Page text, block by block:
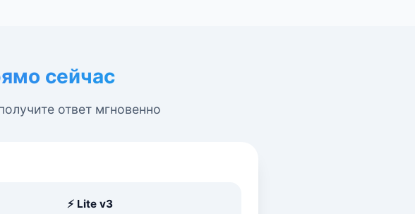
сейчас
ответ мгновенно
⚡ Lite v3